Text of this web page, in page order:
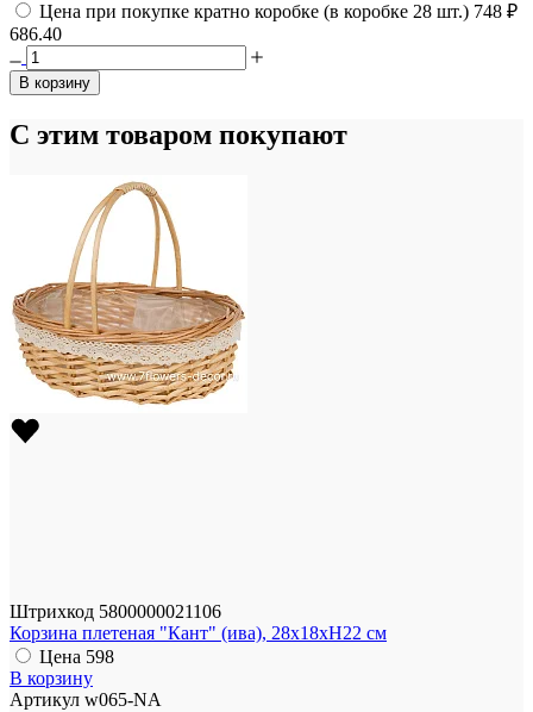
Цена при покупке кратно коробке (в коробке 28 шт.) 748 ₽
686.40
В корзину
С этим товаром покупают
Штрихкод 5800000021106
Корзина плетеная "Кант" (ива), 28x18xH22 см
Цена 598
В корзину
Артикул w065-NA